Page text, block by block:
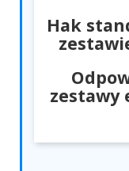
Hak
zestawy